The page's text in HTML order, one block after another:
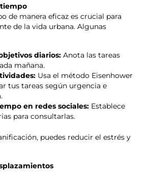
de manera eficaz es crucial para
de la vida urbana. Algunas
diarios: Anota las tareas
mañana.
Usa el método Eisenhower
tus tareas según urgencia e
en redes sociales: Establece
para consultarlas.
puedes reducir el estrés y